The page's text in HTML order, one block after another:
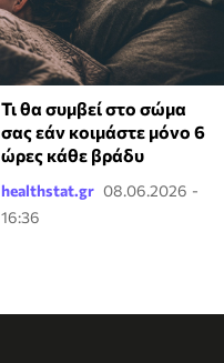
Τι θα συμβεί στο σώμα
σας εάν κοιμάστε μόνο 6
ώρες κάθε βράδυ
healthstat.gr 08.06.2026 -
16:36